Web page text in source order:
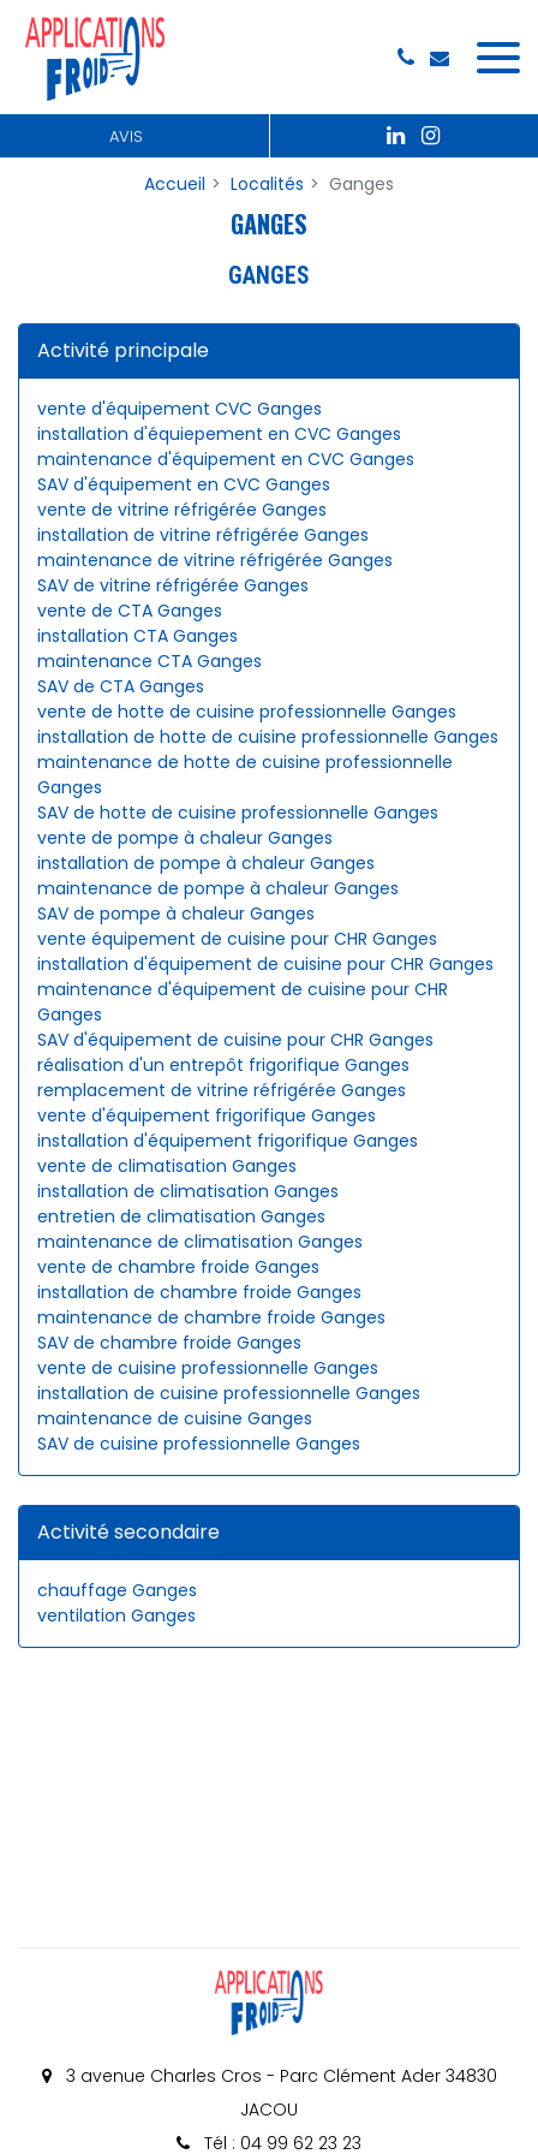
AVIS
Accueil Localités Ganges
GANGES
GANGES
Activité principale
vente d'équipement CVC Ganges
installation d'équiepement en CVC Ganges
maintenance d'équipement en CVC Ganges
SAV d'équipement en CVC Ganges
vente de vitrine réfrigérée Ganges
installation de vitrine réfrigérée Ganges
maintenance de vitrine réfrigérée Ganges
SAV de vitrine réfrigérée Ganges
vente de CTA Ganges
installation CTA Ganges
maintenance CTA Ganges
SAV de CTA Ganges
vente de hotte de cuisine professionnelle Ganges
installation de hotte de cuisine professionnelle Ganges
maintenance de hotte de cuisine professionnelle
Ganges
SAV de hotte de cuisine professionnelle Ganges
vente de pompe à chaleur Ganges
installation de pompe à chaleur Ganges
maintenance de pompe à chaleur Ganges
SAV de pompe à chaleur Ganges
vente équipement de cuisine pour CHR Ganges
installation d'équipement de cuisine pour CHR Ganges
maintenance d'équipement de cuisine pour CHR
Ganges
SAV d'équipement de cuisine pour CHR Ganges
réalisation d'un entrepôt frigorifique Ganges
remplacement de vitrine réfrigérée Ganges
vente d'équipement frigorifique Ganges
installation d'équipement frigorifique Ganges
vente de climatisation Ganges
installation de climatisation Ganges
entretien de climatisation Ganges
maintenance de climatisation Ganges
vente de chambre froide Ganges
installation de chambre froide Ganges
maintenance de chambre froide Ganges
SAV de chambre froide Ganges
vente de cuisine professionnelle Ganges
installation de cuisine professionnelle Ganges
maintenance de cuisine Ganges
SAV de cuisine professionnelle Ganges
Activité secondaire
chauffage Ganges
ventilation Ganges
3 avenue Charles Cros - Parc Clément Ader 34830
JACOU
Tél : 04 99 62 23 23
Panneau de gestion des cookies